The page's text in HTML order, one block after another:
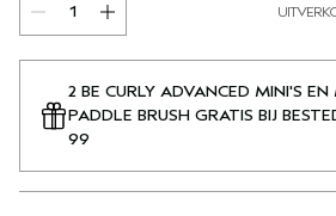
2 BE CURLY ADVANCED MINI'S EN
PADDLE BRUSH GRATIS BIJ
99